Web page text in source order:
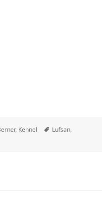
, Kennel Taggar
Lufsan,